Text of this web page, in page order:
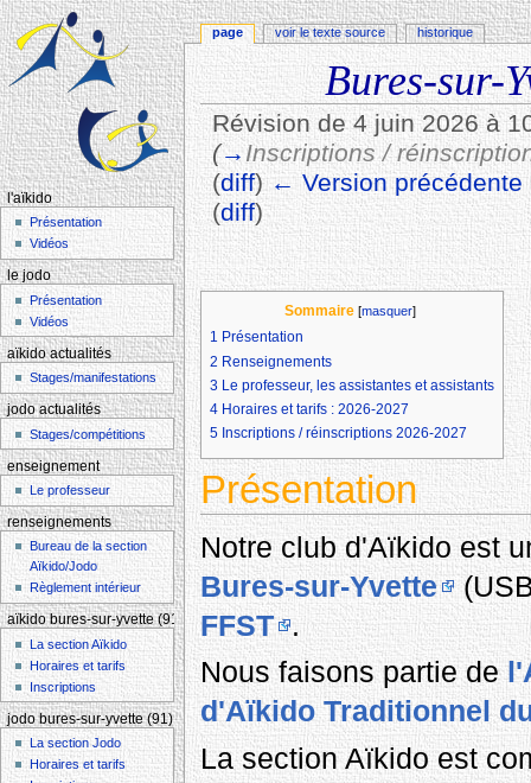
Bures-sur-
Révision de 4 juin 2026 à
(→Inscriptions /
(diff) ← Version précédente
(diff)
Aller à :navigation rechercher
Sommaire[masquer]
1 Présentation
2 Renseignements
3 Le professeur, les assistantes et assistants
4 Horaires et tarifs : 2026-2027
5 Inscriptions / réinscriptions 2026-2027
Présentation
Notre club d'Aïkido est
Bures-sur-Yvette
FFST .
Nous faisons partie de
d'Aïkido Traditionnel
La section Aïkido est
page voir le texte source historique
l'aïkido
Présentation
Vidéos
le jodo
Présentation
Vidéos
aïkido actualités
Stages/manifestations
jodo actualités
Stages/compétitions
enseignement
Le professeur
renseignements
Bureau de la section
Aïkido/Jodo
Règlement intérieur
aïkido bures-sur-yvette (91)
La section Aïkido
Horaires et tarifs
Inscriptions
jodo bures-sur-yvette (91)
La section Jodo
Horaires et tarifs